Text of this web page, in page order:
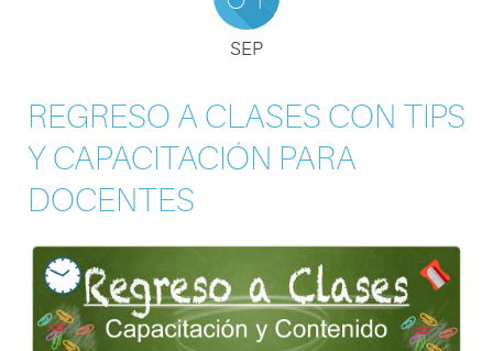
SEP
REGRESO A CLASES CON TIPS
Y CAPACITACIÓN PARA
DOCENTES